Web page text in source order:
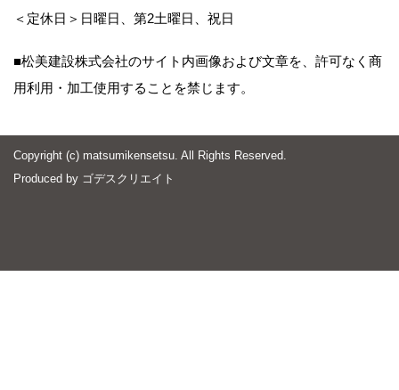
＜定休日＞日曜日、第2土曜日、祝日
■松美建設株式会社のサイト内画像および文章を、許可なく商
用利用・加工使用することを禁じます。
Copyright (c) matsumikensetsu. All Rights Reserved.
Produced by ゴデスクリエイト